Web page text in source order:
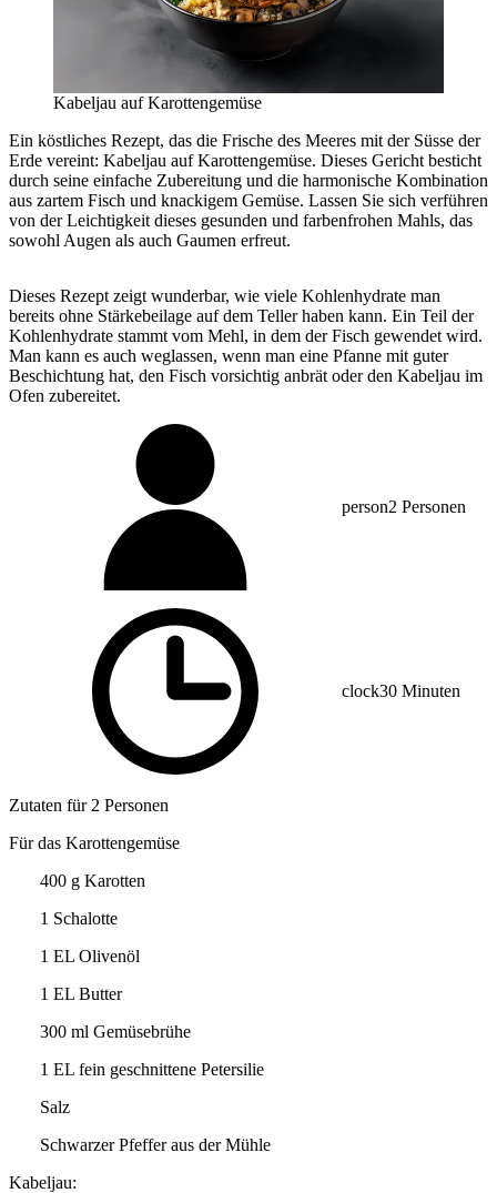
Kabeljau auf Karottengemüse
Ein köstliches Rezept, das die Frische des Meeres mit der Süsse der
Erde vereint: Kabeljau auf Karottengemüse. Dieses Gericht besticht
durch seine einfache Zubereitung und die harmonische Kombination
aus zartem Fisch und knackigem Gemüse. Lassen Sie sich verführen
von der Leichtigkeit dieses gesunden und farbenfrohen Mahls, das
sowohl Augen als auch Gaumen erfreut.
Dieses Rezept zeigt wunderbar, wie viele Kohlenhydrate man
bereits ohne Stärkebeilage auf dem Teller haben kann. Ein Teil der
Kohlenhydrate stammt vom Mehl, in dem der Fisch gewendet wird.
Man kann es auch weglassen, wenn man eine Pfanne mit guter
Beschichtung hat, den Fisch vorsichtig anbrät oder den Kabeljau im
Ofen zubereitet.
person2 Personen
clock30 Minuten
Zutaten für 2 Personen
Für das Karottengemüse
400 g Karotten
1 Schalotte
1 EL Olivenöl
1 EL Butter
300 ml Gemüsebrühe
1 EL fein geschnittene Petersilie
Salz
Schwarzer Pfeffer aus der Mühle
Kabeljau: